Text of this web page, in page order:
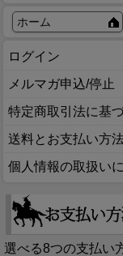
ホーム
ログイン
メルマガ申込/停止
特定商取引法に基
送料とお支払い方
個人情報の取扱い
選べる8つの支払い